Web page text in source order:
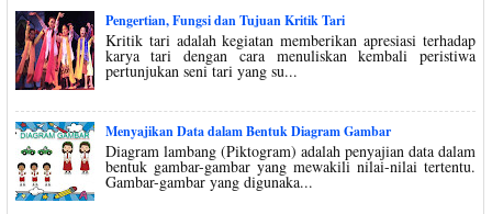
Pengertian, Fungsi dan Tujuan Kritik Tari
Kritik tari adalah kegiatan memberikan apresiasi terhadap
karya tari dengan cara menuliskan kembali peristiwa
pertunjukan seni tari yang su...
Menyajikan Data dalam Bentuk Diagram Gambar
Diagram lambang (Piktogram) adalah penyajian data dalam
bentuk gambar-gambar yang mewakili nilai-nilai tertentu.
Gambar-gambar yang digunaka...